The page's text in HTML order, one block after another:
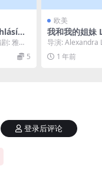
: 雅洛
5
欧美
我和我的姐妹
hées (2004)
导演: Alexandra
andra Lecl...
1 年前
登录后评论